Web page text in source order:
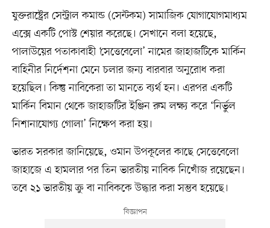
যুক্তরাষ্ট্রের সেন্ট্রাল কমান্ড (সেন্টকম) সামাজিক যোগাযোগমাধ্যম
এক্সে একটি পোস্ট শেয়ার করেছে। সেখানে বলা হয়েছে,
পালাউয়ের পতাকাবাহী ‘সেত্তেবেলো’ নামের জাহাজটিকে মার্কিন
বাহিনীর নির্দেশনা মেনে চলার জন্য বারবার অনুরোধ করা
হয়েছিল। কিন্তু নাবিকেরা তা মানতে ব্যর্থ হন। এরপর একটি
মার্কিন বিমান থেকে জাহাজটির ইঞ্জিন রুম লক্ষ্য করে ‘নির্ভুল
নিশানাযোগ্য গোলা’ নিক্ষেপ করা হয়।
ভারত সরকার জানিয়েছে, ওমান উপকূলের কাছে সেত্তেবেলো
জাহাজে এ হামলার পর তিন ভারতীয় নাবিক নিখোঁজ রয়েছেন।
তবে ২১ ভারতীয় ক্রু বা নাবিককে উদ্ধার করা সম্ভব হয়েছে।